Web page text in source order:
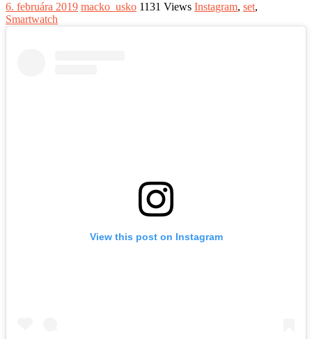
6. februára 2019 macko_usko 1131 Views Instagram, set,
Smartwatch
View this post on Instagram